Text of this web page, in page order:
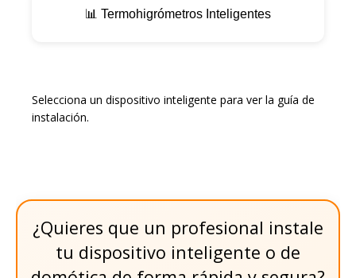
📊 Termohigrómetros Inteligentes
Selecciona un dispositivo inteligente para ver la guía de
instalación.
¿Quieres que un profesional instale
tu dispositivo inteligente o de